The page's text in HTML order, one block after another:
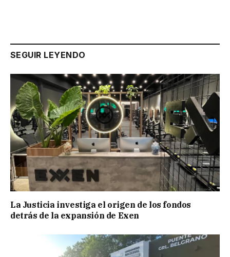
SEGUIR LEYENDO
La Justicia investiga el origen de los fondos
detrás de la expansión de Exen